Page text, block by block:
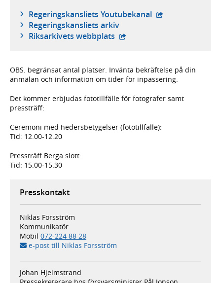
Regeringskansliets Youtubekanal - extern
Regeringskansliets arkiv
Riksarkivets webbplats - extern webbplats,
OBS. begränsat antal platser. Invänta bekräftelse på din
anmälan och information om tider för inpassering.
Det kommer erbjudas fototillfälle för fotografer samt
pressträff:
Ceremoni med hedersbetygelser (fototillfälle):
Tid: 12.00-12.20
Pressträff Berga slott:
Tid: 15.00-15.30
Presskontakt
Niklas Forsström
Kommunikatör
Mobil 072-224 88 28
e-post till Niklas Forsström
Johan Hjelmstrand